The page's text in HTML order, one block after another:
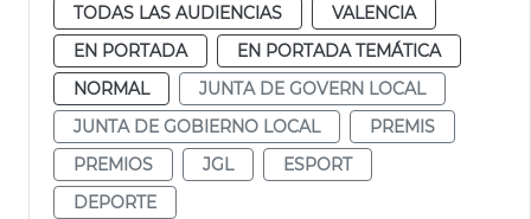
TODAS LAS AUDIENCIAS
VALENCIA
EN PORTADA
EN PORTADA TEMÁTICA
NORMAL
JUNTA DE GOVERN LOCAL
JUNTA DE GOBIERNO LOCAL
PREMIS
PREMIOS
JGL
ESPORT
DEPORTE